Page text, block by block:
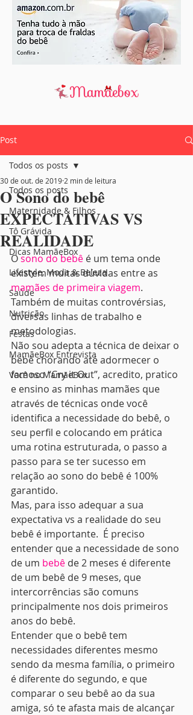
Post
Todos os posts
Maternidade & Filhos
Tô Grávida
Dicas MamãeBox
Lifestyle, Moda & Beleza
Saúde
Nutrição
Festas
MamãeBox Entrevista
Você no MamãeBox
Todos os posts
O Sono do bebê
EXPECTATIVAS VS
REALIDADE
30 de out. de 2019 2 min de leitura
O sono do bebê é um tema onde
existem muitas dúvidas entre as
mamães de primeira viagem.
Também de muitas controvérsias,
diversas linhas de trabalho e
metodologias.
Não sou adepta a técnica de deixar o
bebê chorando até adormecer o
famoso “Cry it Out”, acredito, pratico
e ensino as minhas mamães que
através de técnicas onde você
identifica a necessidade do bebê, o
seu perfil e colocando em prática
uma rotina estruturada, o passo a
passo para se ter sucesso em
relação ao sono do bebê é 100%
garantido.
Mas, para isso adequar a sua
expectativa vs a realidade do seu
bebê é importante.  É preciso
entender que a necessidade de sono
de um bebê de 2 meses é diferente
de um bebê de 9 meses, que
intercorrências são comuns
principalmente nos dois primeiros
anos do bebê.
Entender que o bebê tem
necessidades diferentes mesmo
sendo da mesma família, o primeiro
é diferente do segundo, e que
comparar o seu bebê ao da sua
amiga, só te afasta mais de alcançar